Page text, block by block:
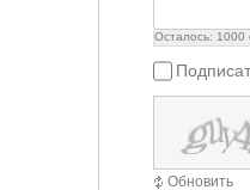
Осталось: 1000
Обновить